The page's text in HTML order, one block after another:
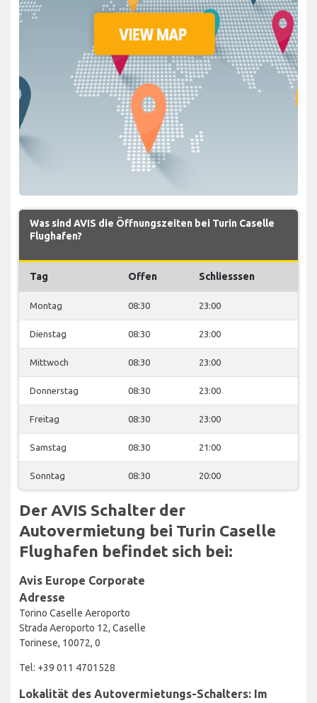
Was sind AVIS die Öffnungszeiten bei Turin Caselle
Flughafen?
Tag Offen Schliesssen
Montag 08:30 23:00
Dienstag 08:30 23:00
Mittwoch 08:30 23:00
Donnerstag 08:30 23:00
Freitag 08:30 23:00
Samstag 08:30 21:00
Sonntag 08:30 20:00
Der AVIS Schalter der
Autovermietung bei Turin Caselle
Flughafen befindet sich bei:
Avis Europe Corporate
Adresse
Torino Caselle Aeroporto
Strada Aeroporto 12, Caselle
Torinese, 10072, 0
Tel: +39 011 4701528
Lokalität des Autovermietungs-Schalters: Im